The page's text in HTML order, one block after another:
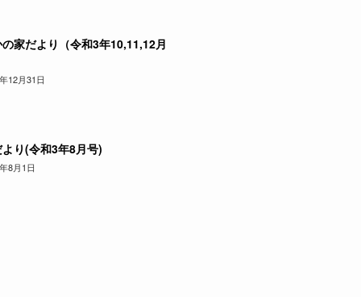
家だより（令和3年10,11,12月
12月31日
り(令和3年8月号)
8月1日